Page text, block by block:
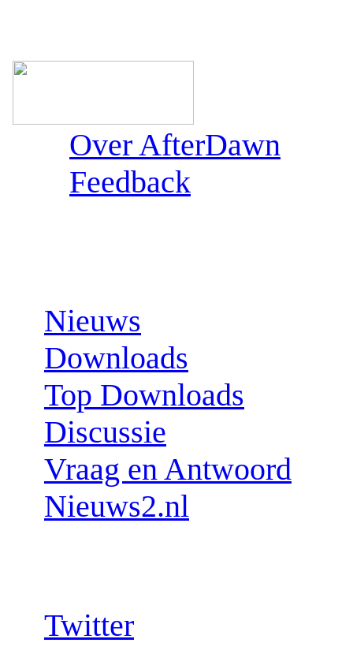
Over AfterDawn
Feedback
Nieuws
Downloads
Top Downloads
Discussie
Vraag en Antwoord
Nieuws2.nl
Twitter